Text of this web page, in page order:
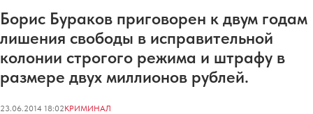
Борис Бураков приговорен к двум годам
лишения свободы в исправительной
колонии строгого режима и штрафу в
размере двух миллионов рублей.
23.06.2014 18:02КРИМИНАЛ